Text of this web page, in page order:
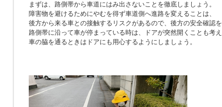
まずは、路側帯から車道にはみ出さないことを徹底しましょう。
障害物を避けるためにやむを得ず車道側へ進路を変えることは、
後方から来る車との接触するリスクがあるので、後方の安全確認
路側帯に沿って車が停まっている時は、ドアが突然開くことも考
車の脇を通るときはドアにも用心するようにしましょう。